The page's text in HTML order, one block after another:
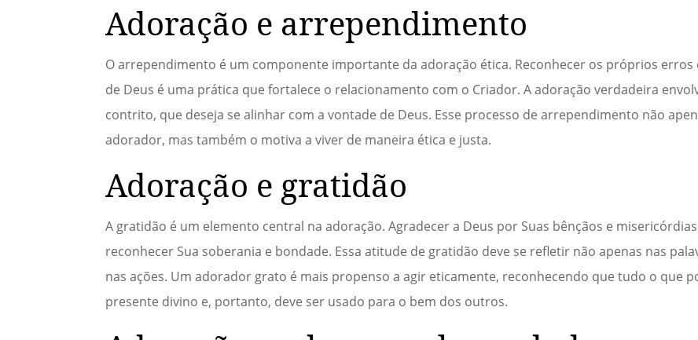
Adoração e arrependimento
O arrependimento é um componente importante da adoração ética. Reconhecer os próprios erros
de Deus é uma prática que fortalece o relacionamento com o Criador. A adoração verdadeira
contrito, que deseja se alinhar com a vontade de Deus. Esse processo de arrependimento não
adorador, mas também o motiva a viver de maneira ética e justa.
Adoração e gratidão
A gratidão é um elemento central na adoração. Agradecer a Deus por Suas bênçãos e
reconhecer Sua soberania e bondade. Essa atitude de gratidão deve se refletir não apenas nas
nas ações. Um adorador grato é mais propenso a agir eticamente, reconhecendo que tudo o que
presente divino e, portanto, deve ser usado para o bem dos outros.